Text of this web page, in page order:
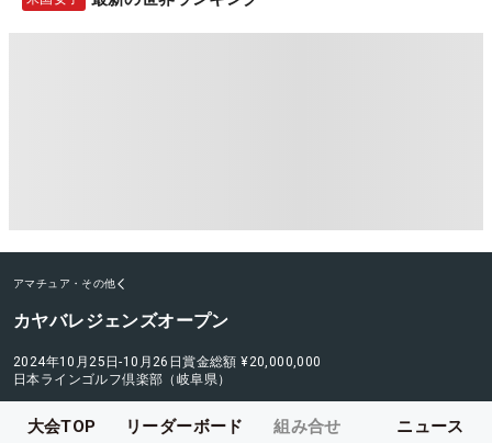
アマチュア・その他
カヤバレジェンズオープン
2024年10月25日-10月26日賞金総額 ¥20,000,000
日本ラインゴルフ倶楽部（岐阜県）
大会TOP リーダーボード 組み合せ ニュース